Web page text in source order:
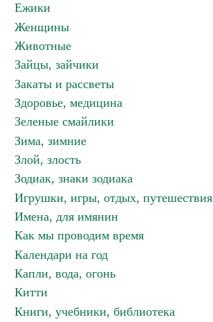
Ежики
Женщины
Животные
Зайцы, зайчики
Закаты и рассветы
Здоровье, медицина
Зеленые смайлики
Зима, зимние
Злой, злость
Зодиак, знаки зодиака
Игрушки, игры, отдых, путешествия
Имена, для имянин
Как мы проводим время
Календари на год
Капли, вода, огонь
Китти
Книги, учебники, библиотека